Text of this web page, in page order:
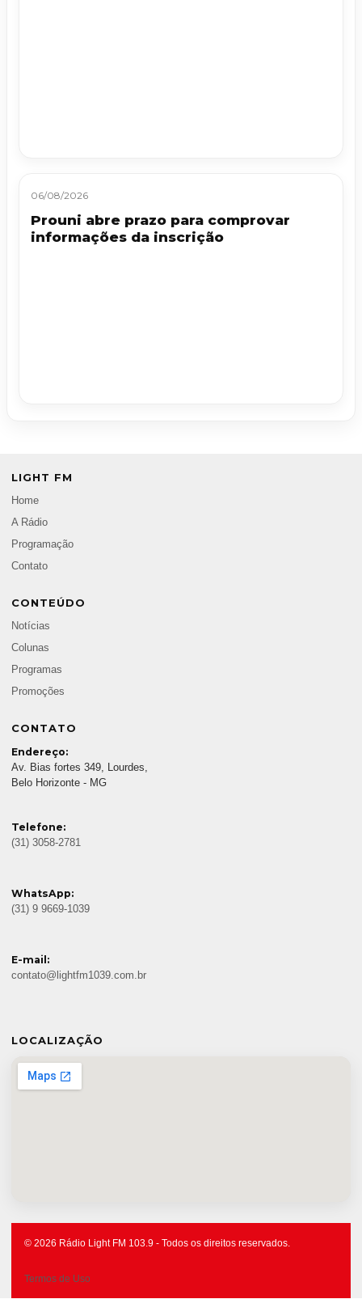
06/08/2026
Prouni abre prazo para comprovar
informações da inscrição
LIGHT FM
Home
A Rádio
Programação
Contato
CONTEÚDO
Notícias
Colunas
Programas
Promoções
CONTATO
Endereço:
Av. Bias fortes 349, Lourdes,
Belo Horizonte - MG
Telefone:
(31) 3058-2781
WhatsApp:
(31) 9 9669-1039
E-mail:
contato@lightfm1039.com.br
LOCALIZAÇÃO
© 2026 Rádio Light FM 103.9 - Todos os direitos reservados.
Termos de Uso